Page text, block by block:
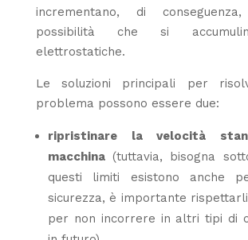
incrementano, di
possibilità che si
elettrostatiche.
Le soluzioni principali per
problema possono essere due:
ripristinare la velocità
macchina(tuttavia, bisogna
questi limiti esistono anche
sicurezza, è importante
per non incorrere in altri tipi di